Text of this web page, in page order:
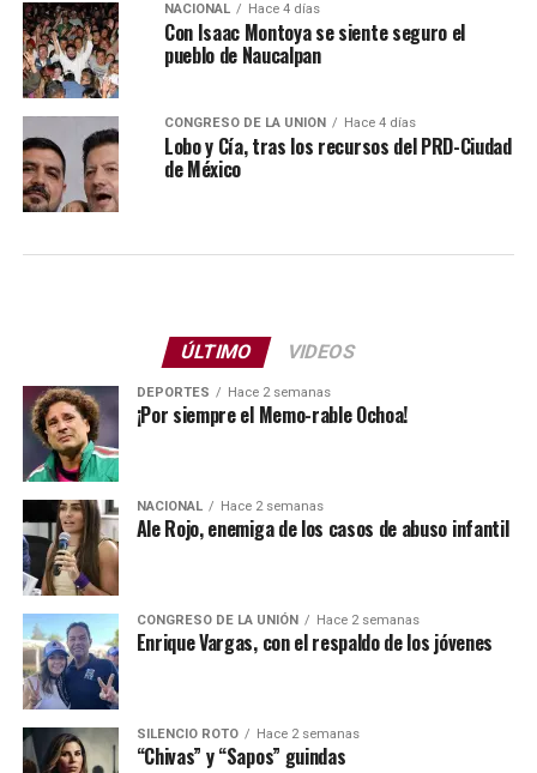
NACIONAL Hace 4 días
Con Isaac Montoya se siente seguro el
pueblo de Naucalpan
CONGRESO DE LA UNIÓN Hace 4 días
Lobo y Cía, tras los recursos del PRD-Ciudad
de México
ÚLTIMO VIDEOS
DEPORTES Hace 2 semanas
¡Por siempre el Memo-rable Ochoa!
NACIONAL Hace 2 semanas
Ale Rojo, enemiga de los casos de abuso infantil
CONGRESO DE LA UNIÓN Hace 2 semanas
Enrique Vargas, con el respaldo de los jóvenes
SILENCIO ROTO Hace 2 semanas
“Chivas” y “Sapos” guindas